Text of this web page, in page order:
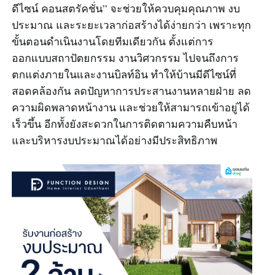
ดีไซน์ คอนสตรัคชั่น” จะช่วยให้ควบคุมคุณภาพ งบ
ประมาณ และระยะเวลาก่อสร้างได้ง่ายกว่า เพราะทุก
ขั้นตอนดำเนินงานโดยทีมเดียวกัน ตั้งแต่การ
ออกแบบสถาปัตยกรรม งานวิศวกรรม ไปจนถึงการ
ตกแต่งภายในและงานบิลท์อิน ทำให้บ้านมีดีไซน์ที่
สอดคล้องกัน ลดปัญหาการประสานงานหลายฝ่าย ลด
ความผิดพลาดหน้างาน และช่วยให้สามารถเข้าอยู่ได้
เร็วขึ้น อีกทั้งยังสะดวกในการติดตามความคืบหน้า
และบริหารงบประมาณได้อย่างมีประสิทธิภาพ